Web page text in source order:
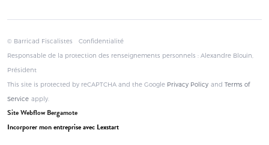
© Barricad Fiscalistes
Confidentialité
Responsable de la protection des renseignements personnels : Alexandre Blouin,
Président
This site is protected by reCAPTCHA and the Google Privacy Policy and Terms of
Service apply.
Incorporer mon entreprise avec Lexstart
Site Webflow Bergamote